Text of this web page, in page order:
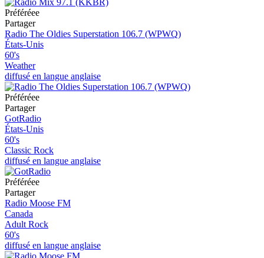
Préféréeе
Partager
Radio The Oldies Superstation 106.7 (WPWQ)
États-Unis
60's
Weather
diffusé en langue anglaise
Préféréeе
Partager
GotRadio
États-Unis
60's
Classic Rock
diffusé en langue anglaise
Préféréeе
Partager
Radio Moose FM
Canada
Adult Rock
60's
diffusé en langue anglaise